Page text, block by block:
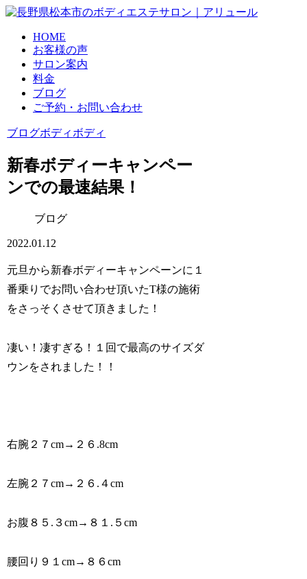
HOME
お客様の声
サロン案内
料金
ブログ
ご予約・お問い合わせ
ブログボディ ボディ
新春ボディーキャンペー
ンでの最速結果！
ブログ
2022.01.12
元旦から新春ボディーキャンペーンに１
番乗りでお問い合わせ頂いたT様の施術
をさっそくさせて頂きました！
凄い！凄すぎる！１回で最高のサイズダ
ウンをされました！！
右腕２７cm→２６.8cm
左腕２７cm→２６.４cm
お腹８５.３cm→８１.５cm
腰回り９１cm→８６cm